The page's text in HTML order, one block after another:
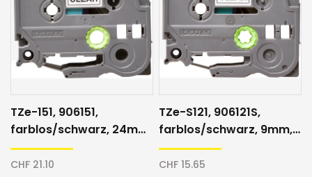
TZe-151, 906151,
farblos/schwarz, 24mm,
Schriftband
CHF 21.10
TZe-S121, 906121S,
farblos/schwarz, 9mm,
Schriftband
CHF 15.65